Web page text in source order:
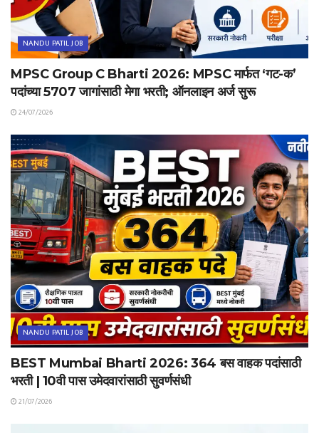
NANDU PATIL JOB
MPSC Group C Bharti 2026: MPSC मार्फत ‘गट-क’
पदांच्या 5707 जागांसाठी मेगा भरती; ऑनलाइन अर्ज सुरू
24/07/2026
NANDU PATIL JOB
BEST Mumbai Bharti 2026: 364 बस वाहक पदांसाठी
भरती | 10वी पास उमेदवारांसाठी सुवर्णसंधी
21/07/2026